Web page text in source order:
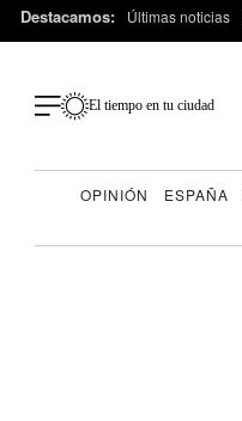
Destacamos: Últimas noticias
El tiempo en tu ciudad
OPINIÓN ESPAÑA